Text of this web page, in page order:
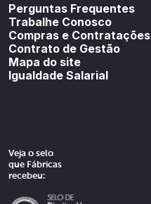
Perguntas Frequentes
Trabalhe Conosco
Compras e Contratações
Contrato de Gestão
Mapa do site
Igualdade Salarial
Veja o selo
que Fábricas
recebeu: